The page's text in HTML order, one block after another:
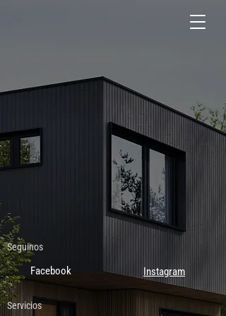
Seguinos
Facebook Instagram
Servicios